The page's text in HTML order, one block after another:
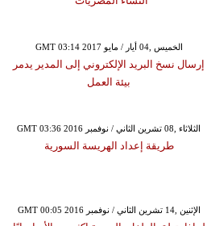
GMT 03:14 2017 الخميس ,04 أيار / مايو
إرسال نسخ البريد الإلكتروني إلى المدير يدمر
بيئة العمل
GMT 03:36 2016 الثلاثاء ,08 تشرين الثاني / نوفمبر
طريقة إعداد الهريسة السورية
GMT 00:05 2016 الإثنين ,14 تشرين الثاني / نوفمبر